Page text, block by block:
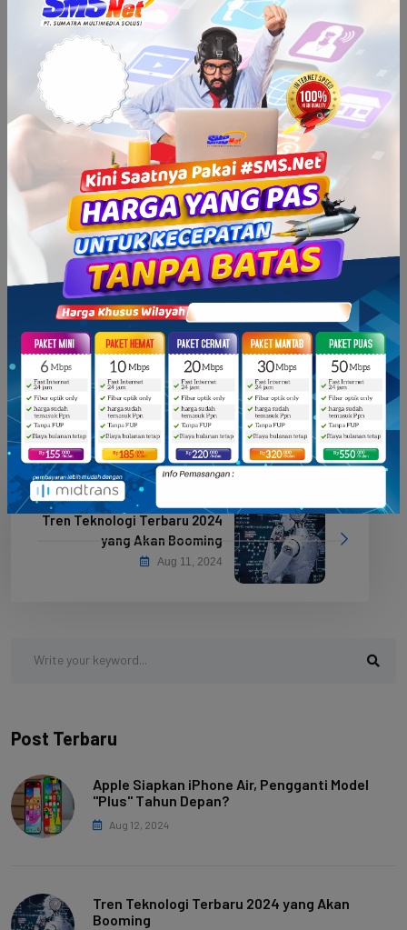
Menko Airlangga juga menyampaikan harapan untuk
dapat mengupayakan Tiongkok sebagai mitra Indonesia
untuk komoditas dan sektor strategis lainnya seperti
minyak, juga dukungan teknologi, AI, perubahan
iklim, carbon capture and storage, hingga memitigasi
ketergantungan pada impor energi dan bahan bakar
fosil.
Turut hadir dalam kesempatan tersebut diantaranya
yakni Mantan Menteri Perdagangan periode 2004-2011,
Deputi Bidang Koordinasi Ekonomi Makro dan
Keuangan, serta Staf Khusus Menko Perekonomian
Bidang Penguatan Kerja Sama Ekonomi Internasional.
Tags : None
Tren Teknologi Terbaru 2024
yang Akan Booming
Aug 11, 2024
Post Terbaru
Apple Siapkan iPhone Air, Pengganti Model
"Plus" Tahun Depan?
Aug 12, 2024
Tren Teknologi Terbaru 2024 yang Akan
Booming